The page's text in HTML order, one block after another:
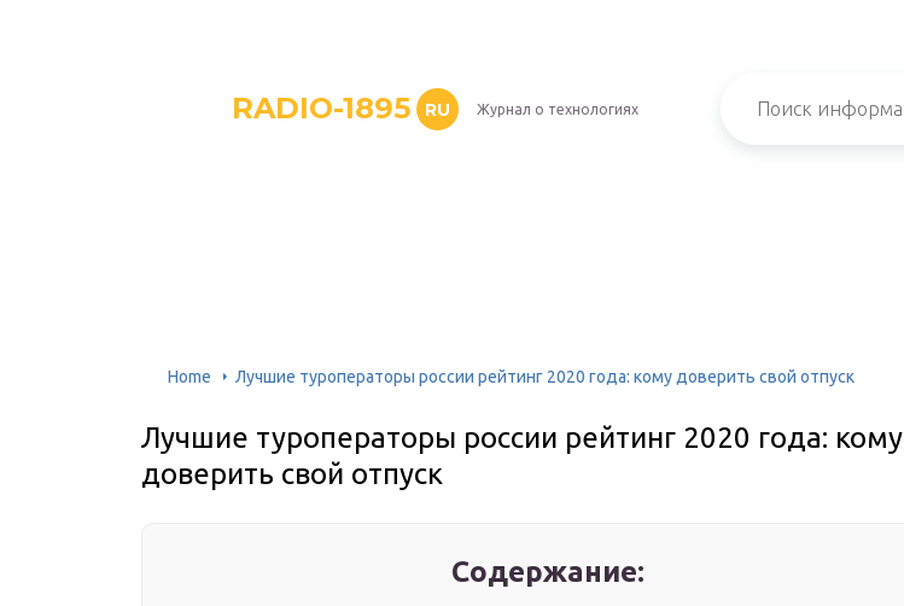
RADIO-1895 RU Журнал о технологиях
Home Лучшие туроператоры россии рейтинг 2020 года: кому доверить свой отпуск
Лучшие туроператоры россии рейтинг 2020 года: кому
доверить свой отпуск
Содержание: